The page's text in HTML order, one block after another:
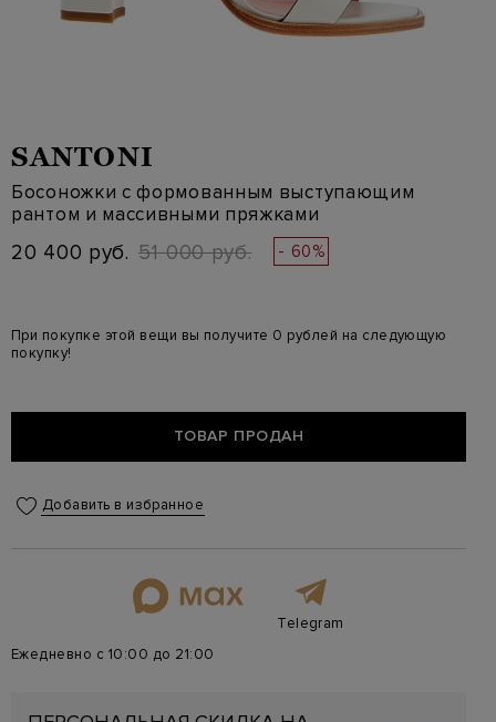
SANTONI
Босоножки с формованным выступающим
рантом и массивными пряжками
20 400 руб. 51 000 руб. - 60%
При покупке этой вещи вы получите 0 рублей на следующую
покупку!
ТОВАР ПРОДАН
Добавить в избранное
Telegram
Ежедневно с 10:00 до 21:00